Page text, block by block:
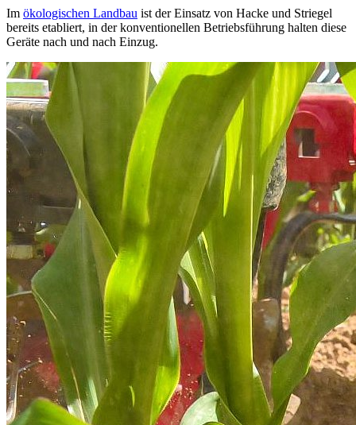
Im ökologischen Landbau ist der Einsatz von Hacke und Striegel
bereits etabliert, in der konventionellen Betriebsführung halten diese
Geräte nach und nach Einzug.